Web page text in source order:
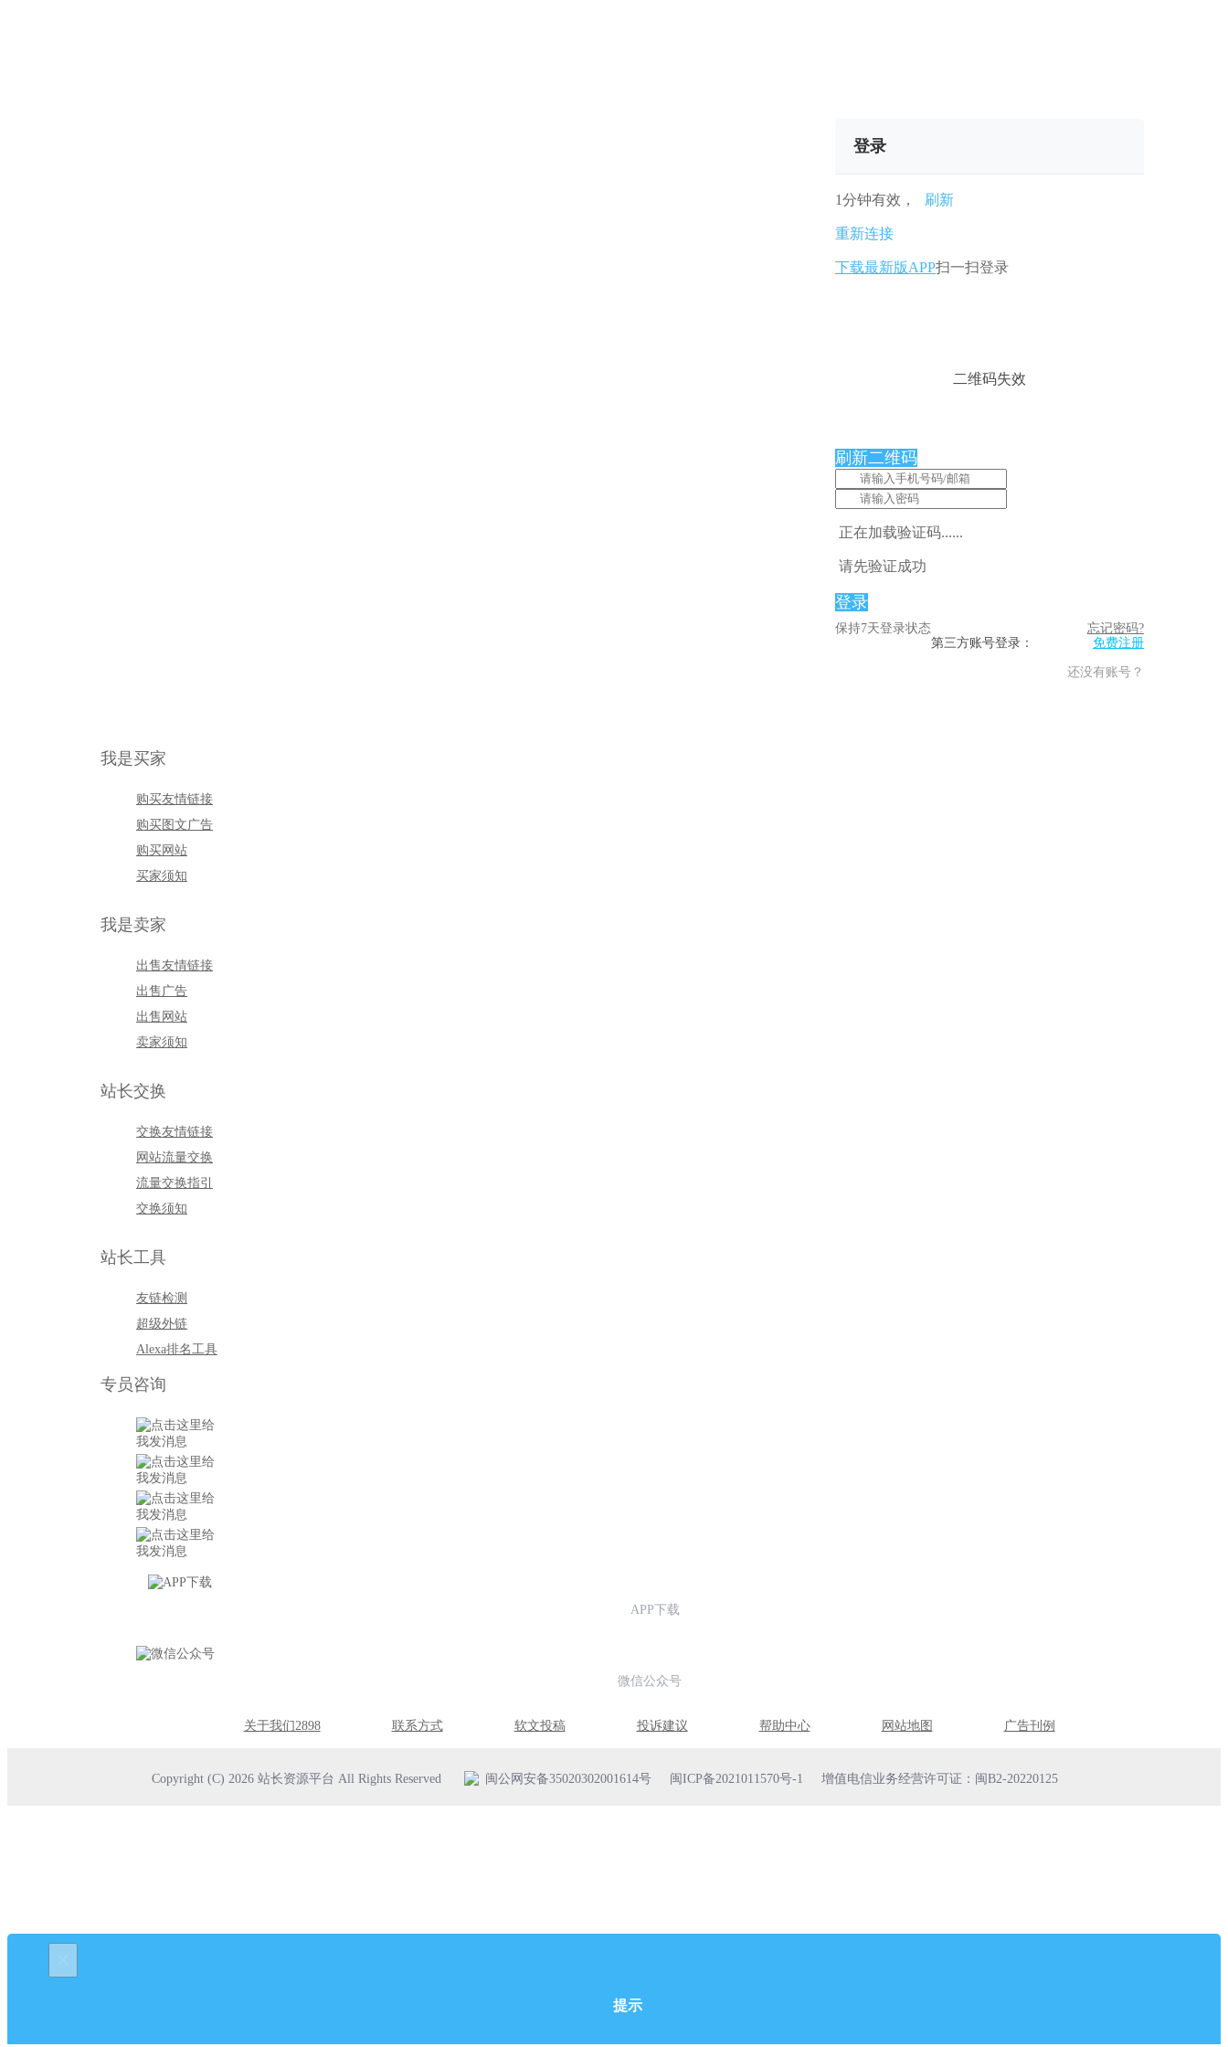
登录
1分钟有效， 刷新
重新连接
下载最新版APP扫一扫登录
二维码失效
刷新二维码
正在加载验证码......
请先验证成功
登录
保持7天登录状态
忘记密码?
第三方账号登录：
免费注册
还没有账号？
我是买家
购买友情链接
购买图文广告
购买网站
买家须知
我是卖家
出售友情链接
出售广告
出售网站
卖家须知
站长交换
交换友情链接
网站流量交换
流量交换指引
交换须知
站长工具
友链检测
超级外链
Alexa排名工具
专员咨询
APP下载
微信公众号
关于我们2898 联系方式 软文投稿 投诉建议 帮助中心 网站地图 广告刊例
Copyright (C) 2026 站长资源平台 All Rights Reserved 闽公网安备35020302001614号 闽ICP备2021011570号-1 增值电信业务经营许可证：闽B2-20220125
提示